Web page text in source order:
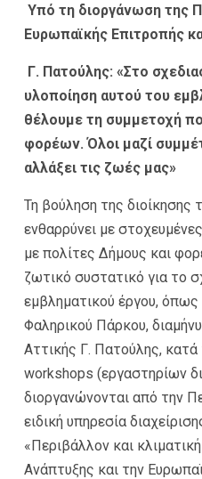
Υπό τη διοργάνωση της
Ευρωπαϊκής Επιτροπής
Γ. Πατούλης: «Στο
υλοποίηση αυτού του
θέλουμε τη συμμετοχή
φορέων. Όλοι μαζί
αλλάξει τις ζωές μας»
Τη βούληση της διοίκησης
ενθαρρύνει με
με πολίτες Δήμους και
ζωτικό συστατικό για το
εμβληματικού έργου, όπως
Φαληρικού Πάρκου,
Αττικής Γ. Πατούλης,
workshops (εργαστηρίων
διοργανώνονται από την
ειδική υπηρεσία
«Περιβάλλον και
Ανάπτυξης και την